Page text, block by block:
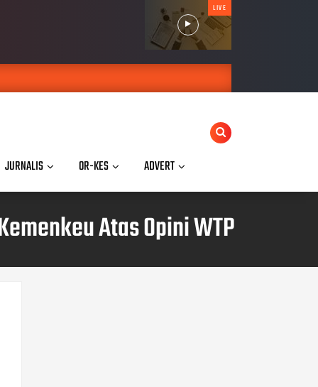
LIVE
JURNALIS OR-KES ADVERT
Atas Opini WTP